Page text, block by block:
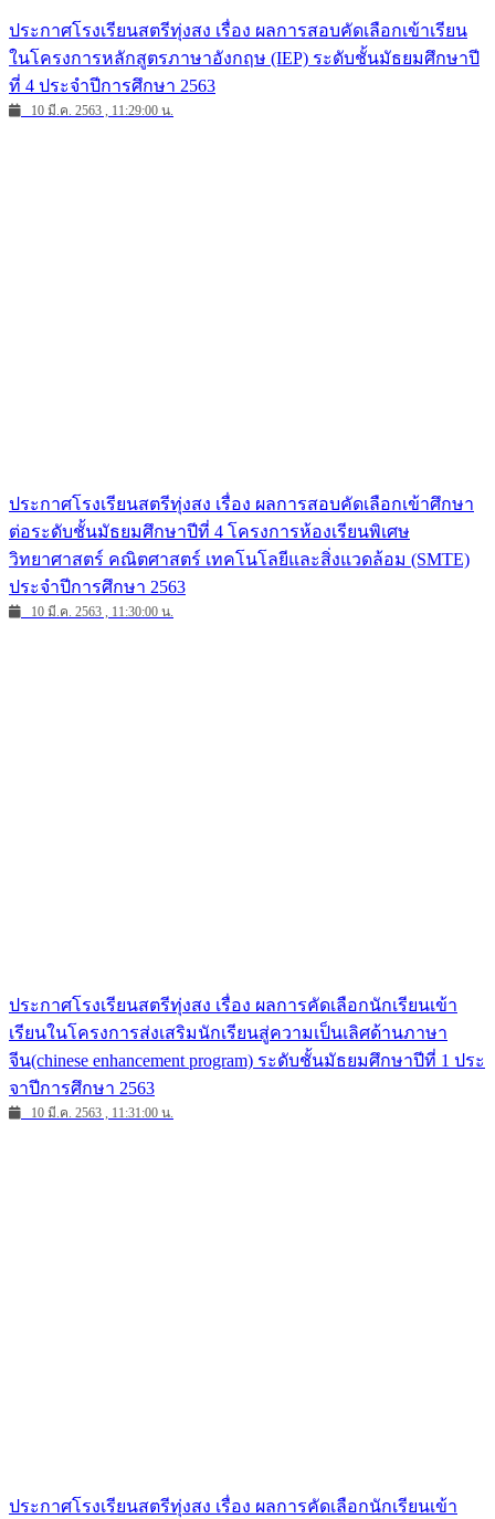
ประกาศโรงเรียนสตรีทุ่งสง เรื่อง ผลการสอบคัดเลือกเข้าเรียน
ในโครงการหลักสูตรภาษาอังกฤษ (IEP) ระดับชั้นมัธยมศึกษาปี
ที่ 4 ประจำปีการศึกษา 2563
10 มี.ค. 2563 , 11:29:00 น.
ประกาศโรงเรียนสตรีทุ่งสง เรื่อง ผลการสอบคัดเลือกเข้าศึกษา
ต่อระดับชั้นมัธยมศึกษาปีที่ 4 โครงการห้องเรียนพิเศษ
วิทยาศาสตร์ คณิตศาสตร์ เทคโนโลยีและสิ่งแวดล้อม (SMTE)
ประจำปีการศึกษา 2563
10 มี.ค. 2563 , 11:30:00 น.
ประกาศโรงเรียนสตรีทุ่งสง เรื่อง ผลการคัดเลือกนักเรียนเข้า
เรียนในโครงการส่งเสริมนักเรียนสู่ความเป็นเลิศด้านภาษา
จีน(chinese enhancement program) ระดับชั้นมัธยมศึกษาปีที่ 1 ประ
จาปีการศึกษา 2563
10 มี.ค. 2563 , 11:31:00 น.
ประกาศโรงเรียนสตรีทุ่งสง เรื่อง ผลการคัดเลือกนักเรียนเข้า